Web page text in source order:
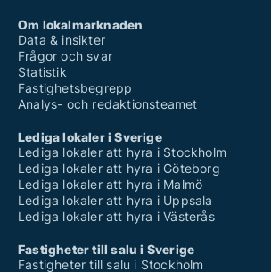
Om lokalmarknaden
Data & insikter
Frågor och svar
Statistik
Fastighetsbegrepp
Analys- och redaktionsteamet
Lediga lokaler i Sverige
Lediga lokaler att hyra i Stockholm
Lediga lokaler att hyra i Göteborg
Lediga lokaler att hyra i Malmö
Lediga lokaler att hyra i Uppsala
Lediga lokaler att hyra i Västerås
Fastigheter till salu i Sverige
Fastigheter till salu i Stockholm